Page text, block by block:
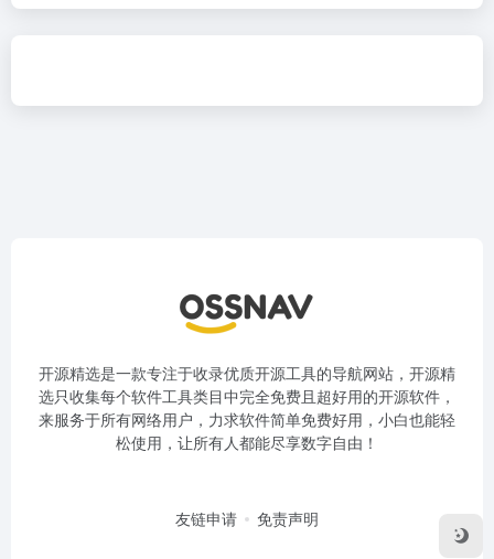
开源精选是一款专注于收录优质开源工具的导航网站，开源精
选只收集每个软件工具类目中完全免费且超好用的开源软件，
来服务于所有网络用户，力求软件简单免费好用，小白也能轻
松使用，让所有人都能尽享数字自由！
友链申请 免责声明